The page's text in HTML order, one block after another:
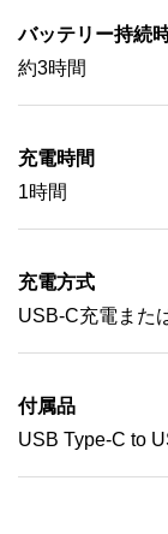
バッテリー持続
約3時間
充電時間
1時間
充電方式
USB-C充電また
付属品
USB Type-C to